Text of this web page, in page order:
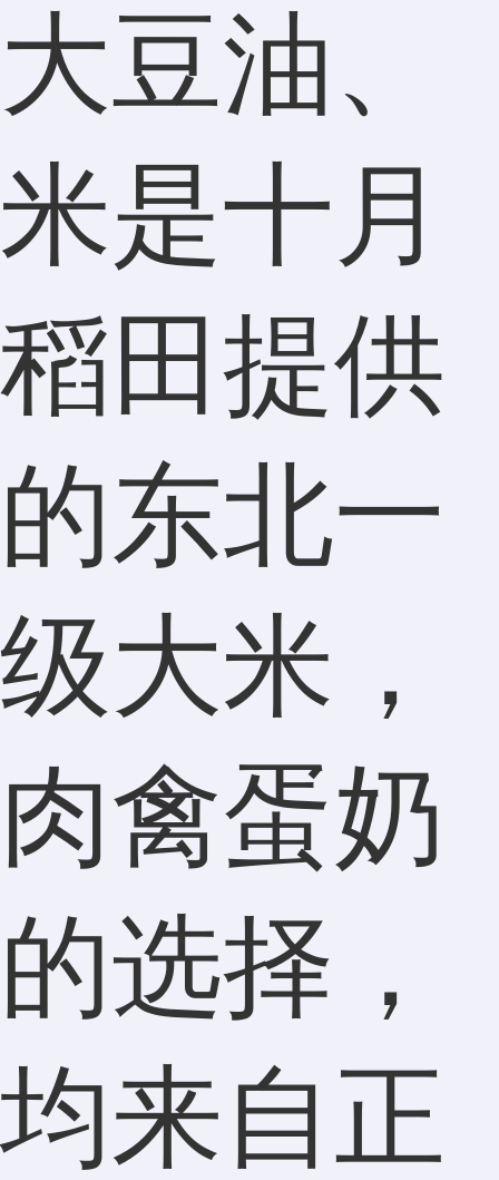
大豆油、
米是十月
稻田提供
的东北一
级大米，
肉禽蛋奶
的选择，
均来自正